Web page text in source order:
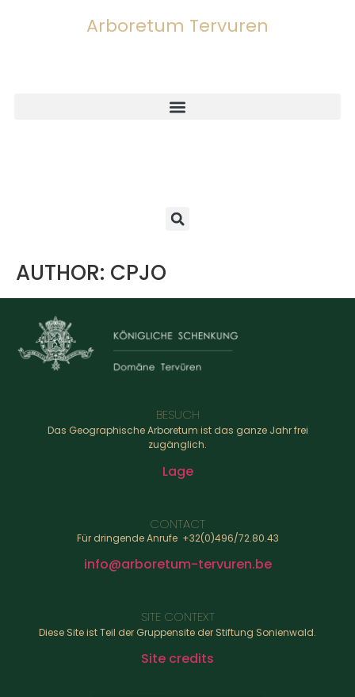
Arboretum Tervuren
AUTHOR: CPJO
BESUCH
Das Geographische Arboretum ist das ganze Jahr frei
zugänglich.
Lage
CONTACT
Für dringende Anrufe +32(0)496/72.80.43
info@arboretum-tervuren.be
SITE CONTEXT
Diese Site ist Teil der Gruppensite der Stiftung Sonienwald.
Site credits